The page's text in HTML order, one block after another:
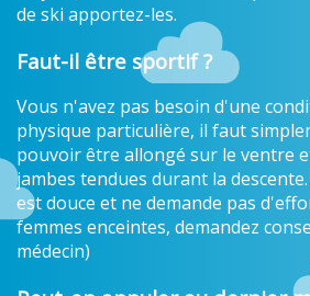
de ski apportez-les.
Faut-il être sportif ?
Vous n'avez pas besoin d'une
physique particulière, il faut
pouvoir être allongé sur le ventre
jambes tendues durant la
est douce et ne demande pas
femmes enceintes, demandez
médecin)